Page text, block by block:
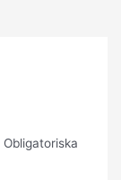
Obligatoriska